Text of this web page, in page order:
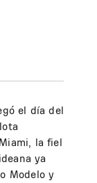
el día del
la fiel
ya
Modelo y